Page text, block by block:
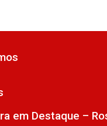
em Destaque –